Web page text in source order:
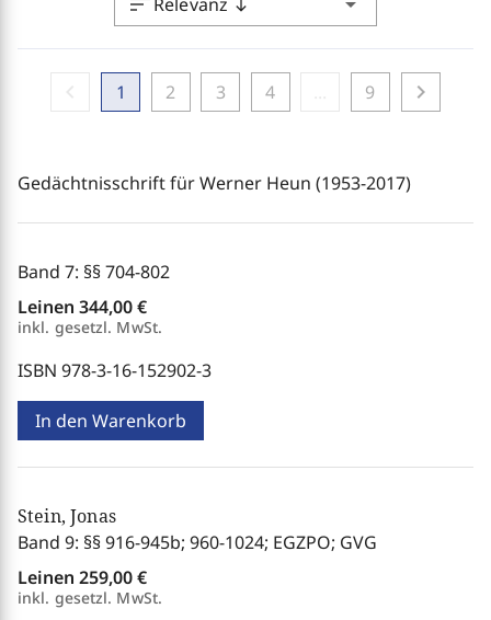
south
1 2 3 4 9 chevron_right
Gedächtnisschrift für Werner Heun (1953-2017)
Band 7: §§ 704-802
Leinen 344,00 €
inkl. gesetzl. MwSt.
ISBN 978-3-16-152902-3
In den Warenkorb
Stein, Jonas
Band 9: §§ 916-945b; 960-1024; EGZPO; GVG
Leinen 259,00 €
inkl. gesetzl. MwSt.